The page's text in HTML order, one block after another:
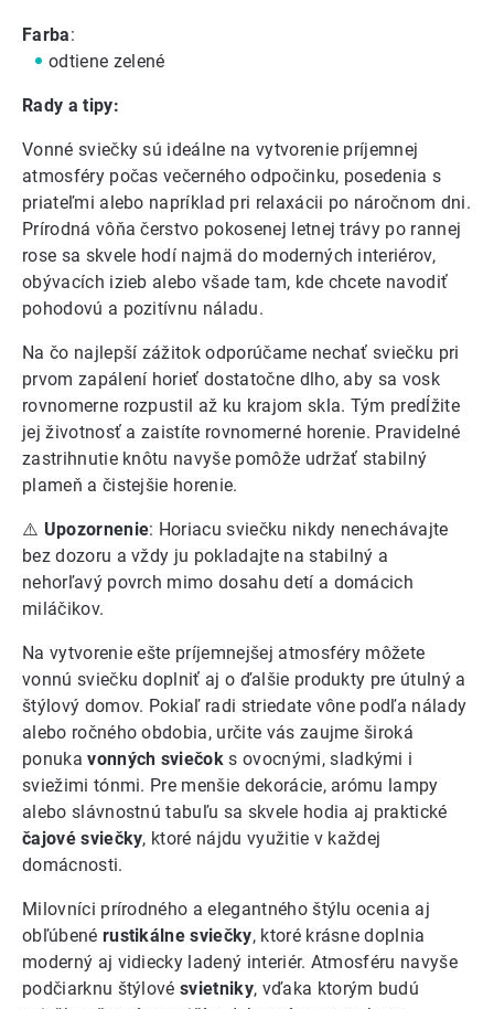
Farba:
odtiene zelené
Rady a tipy:
Vonné sviečky sú ideálne na vytvorenie príjemnej
atmosféry počas večerného odpočinku, posedenia s
priateľmi alebo napríklad pri relaxácii po náročnom dni.
Prírodná vôňa čerstvo pokosenej letnej trávy po rannej
rose sa skvele hodí najmä do moderných interiérov,
obývacích izieb alebo všade tam, kde chcete navodiť
pohodovú a pozitívnu náladu.
Na čo najlepší zážitok odporúčame nechať sviečku pri
prvom zapálení horieť dostatočne dlho, aby sa vosk
rovnomerne rozpustil až ku krajom skla. Tým predĺžite
jej životnosť a zaistíte rovnomerné horenie. Pravidelné
zastrihnutie knôtu navyše pomôže udržať stabilný
plameň a čistejšie horenie.
⚠️ Upozornenie: Horiacu sviečku nikdy nenechávajte
bez dozoru a vždy ju pokladajte na stabilný a
nehorľavý povrch mimo dosahu detí a domácich
miláčikov.
Na vytvorenie ešte príjemnejšej atmosféry môžete
vonnú sviečku doplniť aj o ďalšie produkty pre útulný a
štýlový domov. Pokiaľ radi striedate vône podľa nálady
alebo ročného obdobia, určite vás zaujme široká
ponukavonných sviečok s ovocnými, sladkými i
sviežimi tónmi. Pre menšie dekorácie, arómu lampy
alebo slávnostnú tabuľu sa skvele hodia aj praktické
čajové sviečky, ktoré nájdu využitie v každej
domácnosti.
Milovníci prírodného a elegantného štýlu ocenia aj
obľúbené rustikálne sviečky, ktoré krásne doplnia
moderný aj vidiecky ladený interiér. Atmosféru navyše
podčiarknu štýlovésvietniky, vďaka ktorým budú